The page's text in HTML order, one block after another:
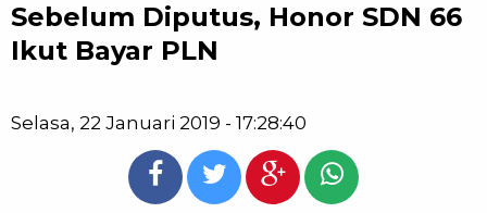
Sebelum Diputus, Honor SDN 66
Ikut Bayar PLN
Selasa, 22 Januari 2019 - 17:28:40